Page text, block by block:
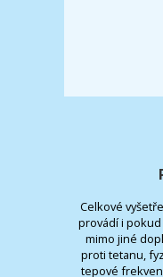
Celkové
provádí i
mimo jiné
proti tetanu,
tepové